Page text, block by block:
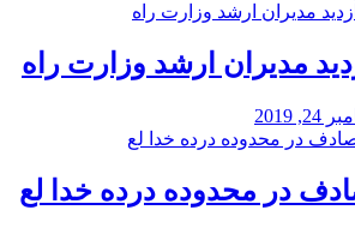
مدیران ارشد وزارت راه
2019
در محدوده درده خدا لع